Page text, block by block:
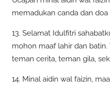
memadukan canda dan doa
13. Selamat Idulfitri
mohon maaf lahir dan batin.
teman cerita, teman gila,
14. Minal aidin wal faizin,